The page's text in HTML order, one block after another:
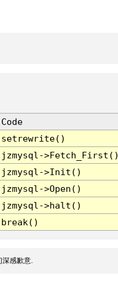
Code
setrewrite()
jzmysql-
jzmysql->Init()
jzmysql->Open()
jzmysql->halt()
break()
感歉意.